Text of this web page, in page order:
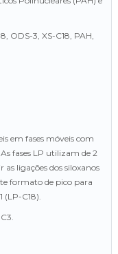
ODS-3, XS-C18, PAH,
em fases móveis com
fases LP utilizam de 2
ligações dos siloxanos
formato de pico para
(LP-C18).